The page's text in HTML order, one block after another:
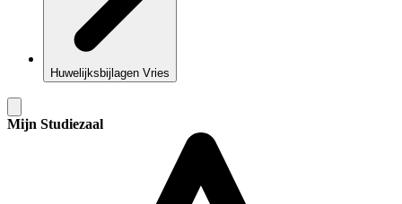
Huwelijksbijlagen Vries
Mijn Studiezaal